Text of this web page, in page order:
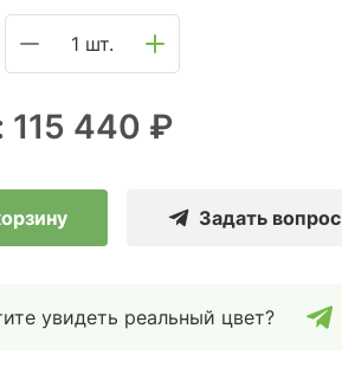
1 шт.
115 440 ₽
Задать вопрос
увидеть реальный цвет?